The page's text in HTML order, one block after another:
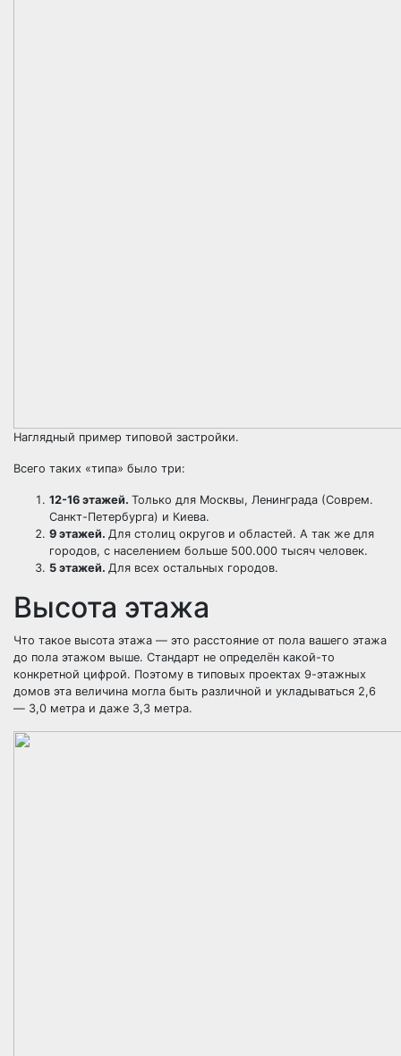
Наглядный пример типовой застройки.
Всего таких «типа» было три:
12-16 этажей. Только для Москвы, Ленинграда (Соврем.
Санкт-Петербурга) и Киева.
9 этажей. Для столиц округов и областей. А так же для
городов, с населением больше 500.000 тысяч человек.
5 этажей. Для всех остальных городов.
Высота этажа
Что такое высота этажа — это расстояние от пола вашего этажа
до пола этажом выше. Стандарт не определён какой-то
конкретной цифрой. Поэтому в типовых проектах 9-этажных
домов эта величина могла быть различной и укладываться 2,6
— 3,0 метра и даже 3,3 метра.